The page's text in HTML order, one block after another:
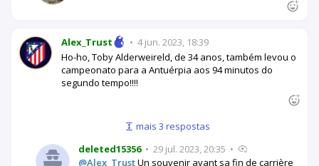
Alex_Trust • 4 jun. 2023, 18:39
Ho-ho, Toby Alderweireld, de 34 anos, também levou o
campeonato para a Antuérpia aos 94 minutos do
segundo tempo!!!!
mais 3 respostas
deleted15356 • 29 jul. 2023, 20:35 •
@Alex_TrustUn souvenir avant sa fin de carrière